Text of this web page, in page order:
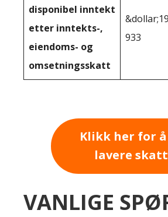
disponibel inntekt
etter inntekts-,
eiendoms- og
omsetningsskatt
933
Klikk her for
lavere skatt
VANLIGE